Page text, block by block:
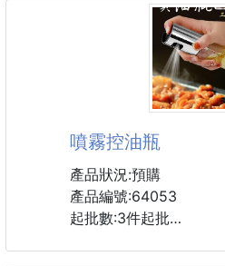
✅包包隨身帶 大小人孩 一起
✅病菌遠離我的家人
✅餐廳遊戲區 玩玩又要去洗
✅在家裡 拿了玩具 拿水果吃
✅值得信賴+居家防護
如有過敏現象，請停止使用並
請放置於兒童不及之處。
容量：50ml
噴霧控油瓶
產品狀況:預購
產品編號:64053
起批數:3件起批